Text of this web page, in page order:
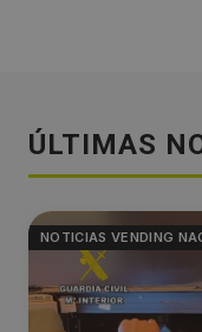
ÚLTIMAS
NOTICIAS VENDING